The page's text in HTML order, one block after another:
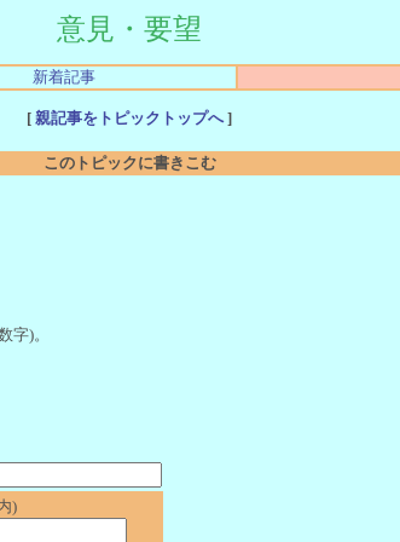
意見・要望
新着記事
[ 親記事をトピックトップへ]
このトピックに書きこむ
字)。
)